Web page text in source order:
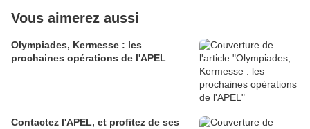
Vous aimerez aussi
Olympiades, Kermesse : les
prochaines opérations de l'APEL
Contactez l'APEL, et profitez de ses